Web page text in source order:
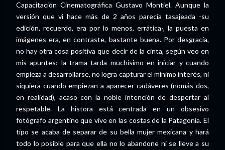
Capacitación Cinematográfica Gustavo Montiel. Aunque la
versión que vi hace más de 2 años parecía tasajeada -su
edición, recuerdo, era por lo menos, errática-, la puesta en
imágenes era, en contraste, bastante buena. Por desgracia,
no hay otra cosa positiva que decir de la cinta, según veo en
mis apuntes: la trama tarda muchísimo en iniciar y cuando
empieza a desarrollarse, no logra capturar el mínimo interés, ni
siquiera cuando empiezan a aparecer cadáveres (nomás dos,
en realidad), acaso con la noble intención de despertar al
respetable. La histora está centrada en un obsesivo
fotógrafo argentino que vive en las costas de la Patagonia. El
tipo se acaba de separar de su bella mujer mexicana y hará
todo lo posible para que ella no lo abandone ni se lleve a su